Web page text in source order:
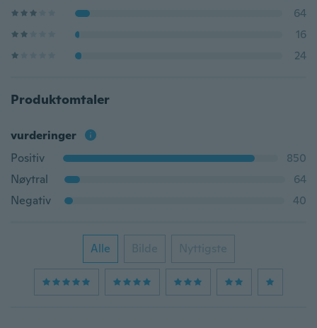
64
16
24
Produktomtaler
vurderinger
Positiv
850
Nøytral
64
Negativ
40
Alle Bilde Nyttigste